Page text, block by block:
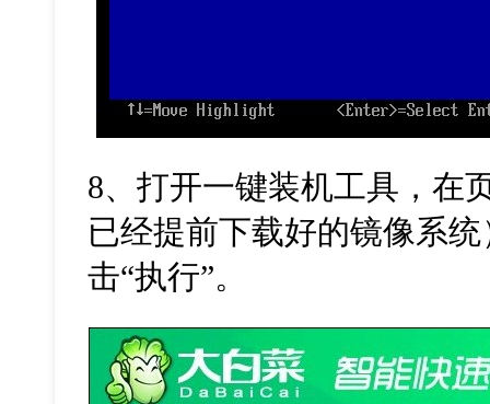
8、打开一键装机工具，在
已经提前下载好的镜像系
击“执行”。